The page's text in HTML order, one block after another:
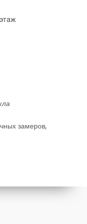
учитывают
индивидуальных
замеров,